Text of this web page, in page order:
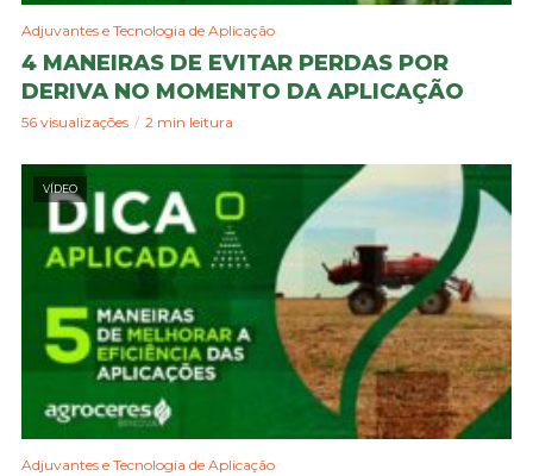
Adjuvantes e Tecnologia de Aplicação
4 MANEIRAS DE EVITAR PERDAS POR
DERIVA NO MOMENTO DA APLICAÇÃO
56 visualizações 2 min leitura
VÍDEO
Adjuvantes e Tecnologia de Aplicação